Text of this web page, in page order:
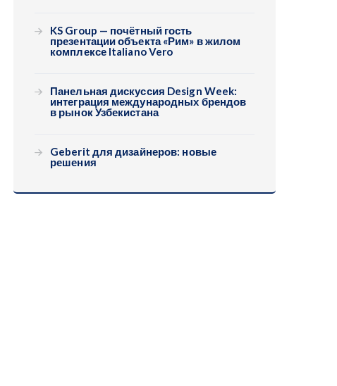
KS Group — почётный гость
презентации объекта «Рим» в жилом
комплексе Italiano Vero
Панельная дискуссия Design Week:
интеграция международных брендов
в рынок Узбекистана
Geberit для дизайнеров: новые
решения